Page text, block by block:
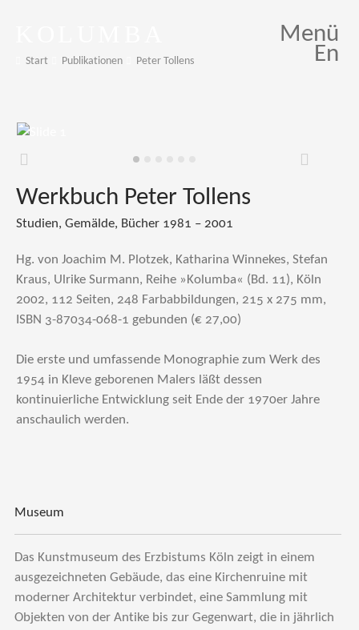
Start Publikationen Peter Tollens
Menü
En
Zurück Weiter
Werkbuch Peter Tollens
Studien, Gemälde, Bücher 1981 – 2001
Hg. von Joachim M. Plotzek, Katharina Winnekes, Stefan
Kraus, Ulrike Surmann, Reihe »Kolumba« (Bd. 11), Köln
2002, 112 Seiten, 248 Farbabbildungen, 215 x 275 mm,
ISBN 3-87034-068-1 gebunden (€ 27,00)
Die erste und umfassende Monographie zum Werk des
1954 in Kleve geborenen Malers läßt dessen
kontinuierliche Entwicklung seit Ende der 1970er Jahre
anschaulich werden.
Museum
Das Kunstmuseum des Erzbistums Köln zeigt in einem
ausgezeichneten Gebäude, das eine Kirchenruine mit
moderner Architektur verbindet, eine Sammlung mit
Objekten von der Antike bis zur Gegenwart, die in jährlich